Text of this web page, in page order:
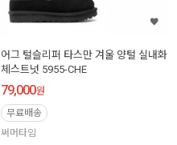
어그 털슬리퍼 타스만 겨울 양털 실내화
체스트넛 5955-CHE
79,000원
무료배송
써머타임